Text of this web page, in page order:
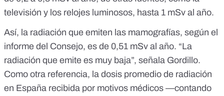
televisión y los relojes luminosos, hasta 1 mSv al año.
Así, la radiación que emiten las mamografías, según el
informe del Consejo, es de 0,51 mSv al año. “La
radiación que emite es muy baja”, señala Gordillo.
Como otra referencia, la dosis promedio de radiación
en España recibida por motivos médicos —contando